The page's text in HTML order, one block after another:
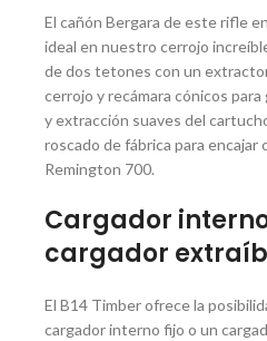
El cañón Bergara de este rifle
ideal en nuestro cerrojo
de dos tetones con un
cerrojo y recámara cónicos
y extracción suaves del
roscado de fábrica para encajar
Remington 700.
Cargador
cargador
El B14 Timber ofrece la
cargador interno fijo o un